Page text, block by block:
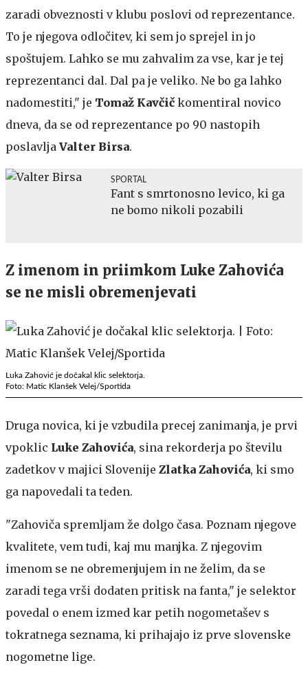
zaradi obveznosti v klubu poslovi od reprezentance.
To je njegova odločitev, ki sem jo sprejel in jo
spoštujem. Lahko se mu zahvalim za vse, kar je tej
reprezentanci dal. Dal pa je veliko. Ne bo ga lahko
nadomestiti," je Tomaž Kavčič komentiral novico
dneva, da se od reprezentance po 90 nastopih
poslavlja Valter Birsa.
SPORTAL
Fant s smrtonosno levico, ki ga
ne bomo nikoli pozabili
Z imenom in priimkom Luke Zahovića
se ne misli obremenjevati
Luka Zahović je dočakal klic selektorja.
Foto: Matic Klanšek Velej/Sportida
Druga novica, ki je vzbudila precej zanimanja, je prvi
vpoklic Luke Zahovića, sina rekorderja po številu
zadetkov v majici Slovenije Zlatka Zahovića, ki smo
ga napovedali ta teden.
"Zahoviča spremljam že dolgo časa. Poznam njegove
kvalitete, vem tudi, kaj mu manjka. Z njegovim
imenom se ne obremenjujem in ne želim, da se
zaradi tega vrši dodaten pritisk na fanta," je selektor
povedal o enem izmed kar petih nogometašev s
tokratnega seznama, ki prihajajo iz prve slovenske
nogometne lige.